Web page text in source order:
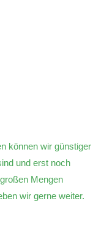
können wir günstiger
und erst noch
Mengen
wir gerne weiter.